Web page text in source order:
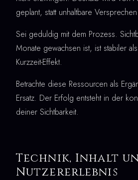
geplant, statt unhaltbare
Sei geduldig mit dem Prozess.
Monate gewachsen ist, ist stabiler
Kurzzeit-Effekt.
Betrachte diese Ressourcen als
Ersatz. Der Erfolg entsteht in der
deiner Sichtbarkeit.
Technik, Inhalt
Nutzererlebnis